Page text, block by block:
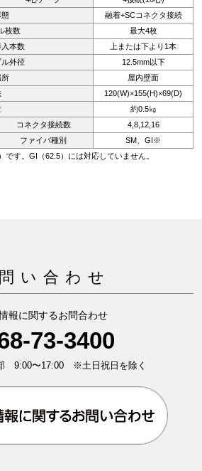
融着+SCコネクタ接続
枚数
最大4枚
本数
上または下より1本
外径
12.5mm以下
屋内壁面
120(W)×155(H)×69(D)
約0.5㎏
コネクタ接続数
4,8,12,16
ファイバ種別
SM、GI※
す。GI（62.5）には対応していません。
い合わせ
報に関するお問合わせ
73-3400
部 9:00〜17:00 ※土日祝日を除く